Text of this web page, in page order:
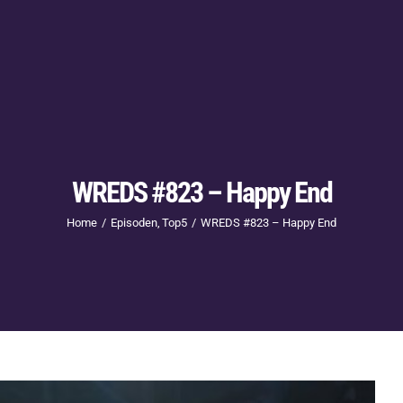
WREDS #823 – Happy End
Home Episoden Top5 WREDS #823 – Happy End